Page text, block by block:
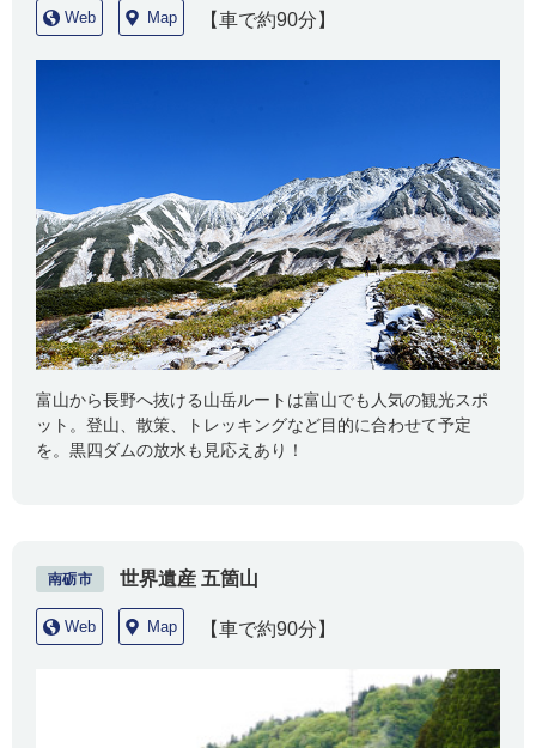
Web Map 【車で約90分】
富山から長野へ抜ける山岳ルートは富山でも人気の観光スポ
ット。登山、散策、トレッキングなど目的に合わせて予定
を。黒四ダムの放水も見応えあり！
南砺市 世界遺産 五箇山
Web Map 【車で約90分】